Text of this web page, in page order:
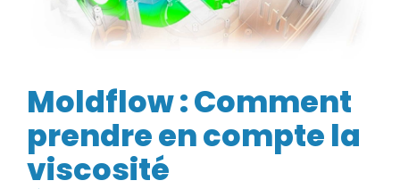
EVENEMENTS
Moldflow : Comment
prendre en compte la
viscosité